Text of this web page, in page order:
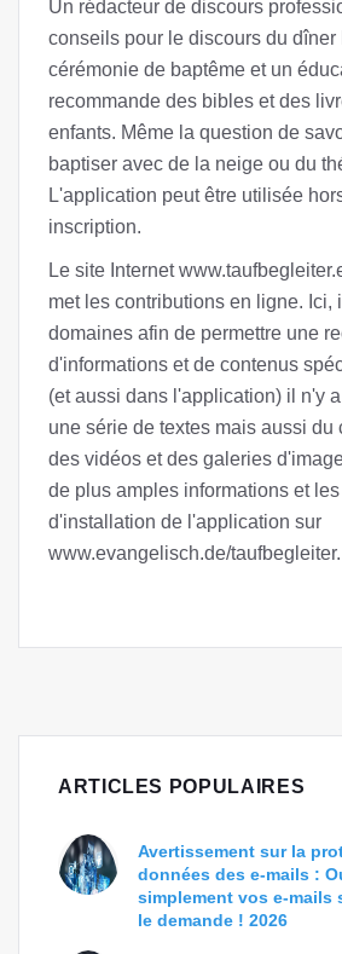
Un rédacteur de discours
conseils pour le discours du dîner
cérémonie de baptême et un
recommande des bibles et des
enfants. Même la question de
baptiser avec de la neige ou du
L'application peut être utilisée
inscription.
Le site Internet
met les contributions en ligne. Ici,
domaines afin de permettre une
d'informations et de contenus
(et aussi dans l'application) il n'y
une série de textes mais aussi du
des vidéos et des galeries
de plus amples informations et
d'installation de l'application sur
www.evangelisch.de/taufbegleiter.
ARTICLES POPULAIRES
Avertissement sur la
données des e-mails :
simplement vos e-mails
le demande ! 2026